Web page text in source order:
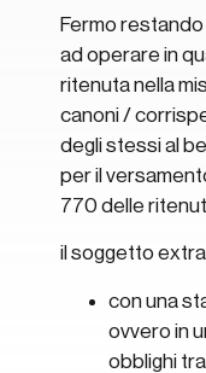
Fermo
ad operare in
ritenuta nella
canoni /
degli stessi al
per il
770 delle
il soggetto
con una
ovvero in
obblighi